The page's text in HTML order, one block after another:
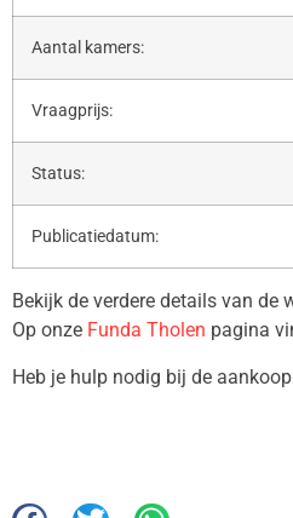
Aantal kamers:
Vraagprijs:
Status:
Publicatiedatum:
Bekijk de verdere details van de
Op onze Funda Tholen pagina
Heb je hulp nodig bij de